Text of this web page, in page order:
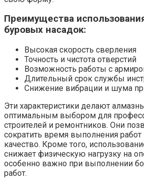
Преимущества
буровых насадок:
Высокая скорость сверления
Точность и чистота отверстий
Возможность работы с
Длительный срок службы
Снижение вибрации и шума
Эти характеристики делают
оптимальным выбором для
строителей и ремонтников. Они
сократить время выполнения
качество. Кроме того,
снижает физическую нагрузку на
особенно важно при выполнении
работ.